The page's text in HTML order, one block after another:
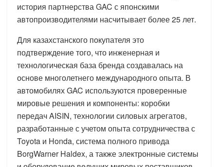
история партнерства GAC с японскими
автопроизводителями насчитывает более 25 лет.
Для казахстанского покупателя это
подтверждение того, что инженерная и
технологическая база бренда создавалась на
основе многолетнего международного опыта. В
автомобилях GAC используются проверенные
мировые решения и компоненты: коробки
передач AISIN, технологии силовых агрегатов,
разработанные с учетом опыта сотрудничества с
Toyota и Honda, система полного привода
BorgWarner Haldex, а также электронные системы